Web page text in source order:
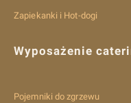
Zapiekanki i Hot-dogi
Wyposażenie
Pojemniki do zgrzewu